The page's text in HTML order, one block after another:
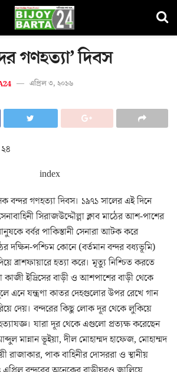
গণহত্যা’ দিবস
এপ্রিল ৩, ২০১৬
বন্দর গণহত্যা দিবস। ১৯৭১ সালের এই দিনে
সিরাজউদ্দৌল্লা ক্লাব মাঠের আশ-পাশের
বর্বর পাকিস্তানী সেনারা আটক করে
দক্ষিন-পশ্চিম কোনে (বর্তমান বন্দর বধ্যভূমি)
ব্রাশফায়ারে হত্যা করে। মৃত্যু নিশ্চিত করতে
কাজী ইদ্রিসের বাড়ী ও আশপাশের বাড়ী থেকে
এনে যন্ত্রণা কাতর দেহগুলোর উপর রেখে গান
দেয়। বন্দরের কিছু লোক দূর থেকে লুকিয়ে
যারা দূর থেকে এগুলো প্রত্যক্ষ করেছেন
মান্নান ভূইয়া, দীল মোহাম্মদ হাফেজ, মোহাম্মদ
রাজাকার, পাক বাহিনীর দোসররা ও স্থানীয়